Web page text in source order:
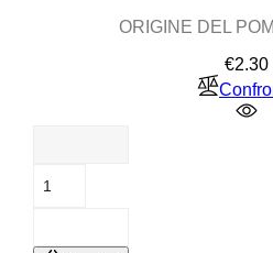
ORIGINE DEL
€2.30